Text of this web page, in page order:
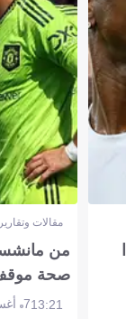
مقالات
من
صحة موقف
13:217 أغسطس 2026